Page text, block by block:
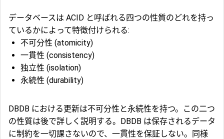
データベースは ACID と呼ばれる四つの性質のどれを持っ
ているかによって特徴付けられる:
不可分性 (atomicity)
一貫性 (consistency)
独立性 (isolation)
永続性 (durability)
DBDB における更新は不可分性と永続性を持つ。この二つ
の性質は後で詳しく説明する。DBDB は保存されるデータ
に制約を一切課さないので、一貫性を保証しない。同様